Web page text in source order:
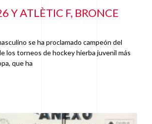
Y ATLÈTIC F, BRONCE
se ha proclamado campeón del
los torneos de hockey hierba juvenil más
que ha